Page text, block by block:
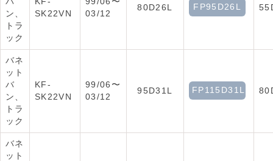
ン、
トラ
ック
SK22VN
03/12
80D26L FP95D26L
バネ
ット
バ
ン、
トラ
ック
KF-
SK22VN
99/06〜
03/12
95D31L FP115D31L
バネ
ット